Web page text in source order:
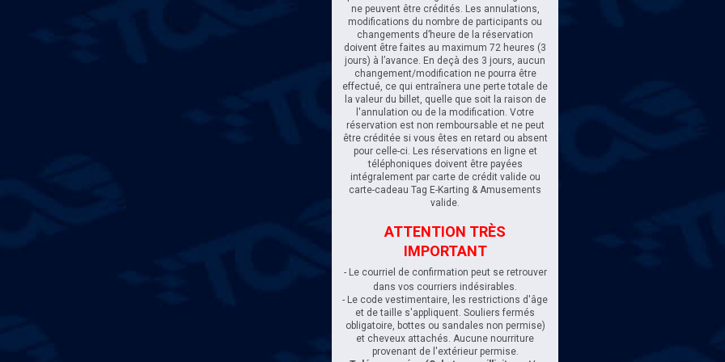
ne peuvent être crédités. Les annulations,
modifications du nombre de participants ou
changements d’heure de la réservation
doivent être faites au maximum 72 heures (3
jours) à l’avance. En deçà des 3 jours, aucun
changement/modification ne pourra être
effectué, ce qui entraînera une perte totale de
la valeur du billet, quelle que soit la raison de
l'annulation ou de la modification. Votre
réservation est non remboursable et ne peut
être créditée si vous êtes en retard ou absent
pour celle-ci. Les réservations en ligne et
téléphoniques doivent être payées
intégralement par carte de crédit valide ou
carte-cadeau Tag E-Karting & Amusements
valide.
ATTENTION TRÈS
IMPORTANT
- Le courriel de confirmation peut se retrouver
dans vos courriers indésirables.
- Le code vestimentaire, les restrictions d'âge
et de taille s'appliquent. Souliers fermés
obligatoire, bottes ou sandales non permise)
et cheveux attachés. Aucune nourriture
provenant de l'extérieur permise.